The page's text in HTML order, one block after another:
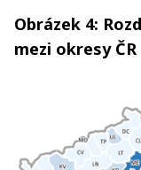
Obrázek 4:
mezi okresy ČR